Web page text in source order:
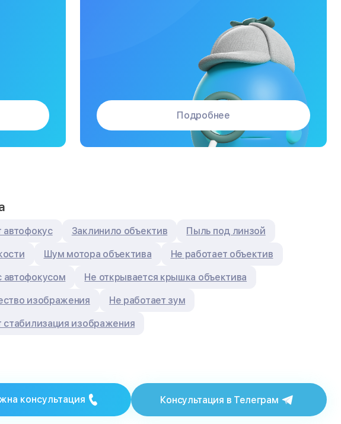
Подробнее
автофокус Заклинило объектив Пыль под линзой
Шум мотора объектива Не работает объектив
Не открывается крышка объектива
изображения Не работает зум
стабилизация изображения
консультация Консультация в Телеграм